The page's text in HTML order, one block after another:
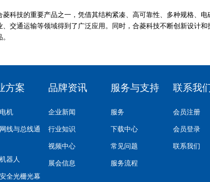
科技的重要产品之一，凭借其结构紧凑、高可靠性、多种规格、电
交通运输等领域得到了广泛应用。同时，合菱科技不断创新设计
方案
机
线与总线通
器人
全光栅光幕
品牌资讯
企业新闻
行业知识
视频中心
展会信息
服务与支持
服务
下载中心
常见问题
服务流程
联系我
会员注册
会员登录
联系我们